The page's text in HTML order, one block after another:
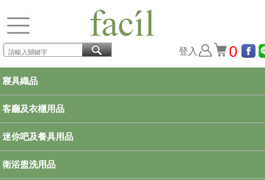
登入 0
寢具織品
客廳及衣櫃用品
迷你吧及餐具用品
衛浴盥洗用品